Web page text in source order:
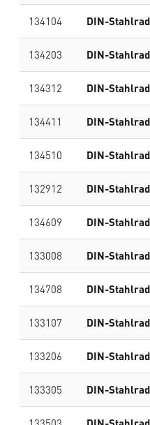
134104 DIN-
134203 DIN-
134312 DIN-
134411 DIN-
134510 DIN-
132912 DIN-
134609 DIN-
133008 DIN-
134708 DIN-
133107 DIN-
133206 DIN-
133305 DIN-